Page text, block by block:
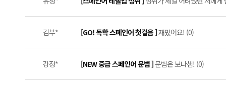
김부* [GO! 독학 스페인어 첫걸음 ]재밌어요! (0)
강정* [NEW 중급 스페인어 문법 ]문법은 보나샘! (0)